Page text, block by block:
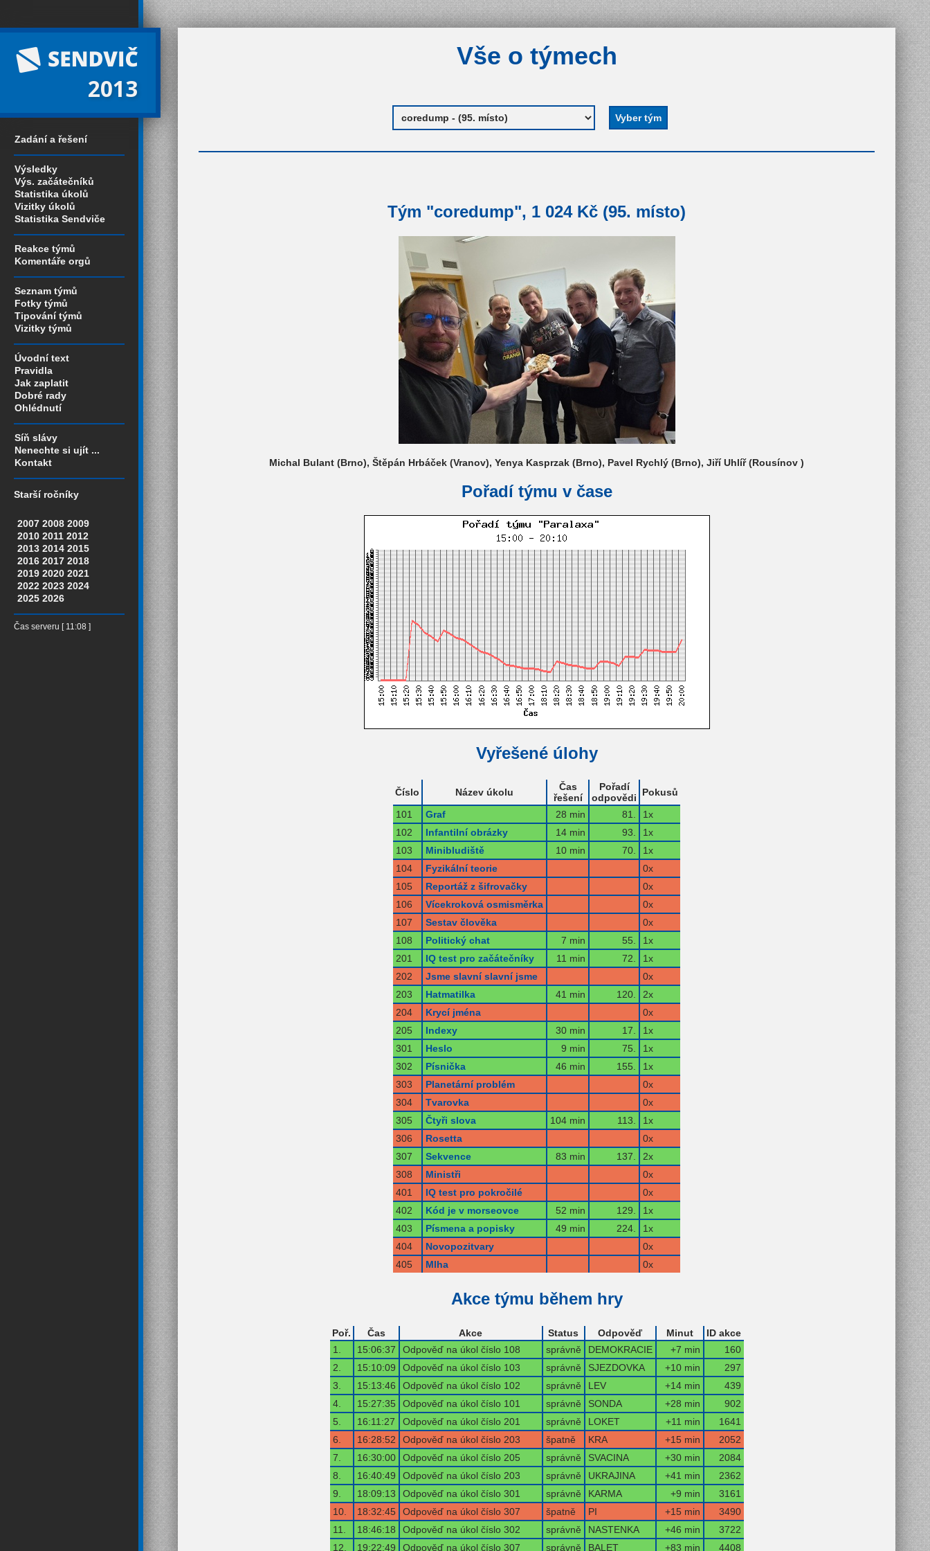
2013
Zadání a řešení
Výsledky
Výs. začátečníků
Statistika úkolů
Vizitky úkolů
Statistika Sendviče
Reakce týmů
Komentáře orgů
Seznam týmů
Fotky týmů
Tipování týmů
Vizitky týmů
Úvodní text
Pravidla
Jak zaplatit
Dobré rady
Ohlédnutí
Síň slávy
Nenechte si ujít ...
Kontakt
Starší ročníky
2007 2008 2009
2010 2011 2012
2013 2014 2015
2016 2017 2018
2019 2020 2021
2022 2023 2024
2025 2026
Čas serveru [ 11:08 ]
Vše o týmech
Tým "coredump", 1 024 Kč (95. místo)
Michal Bulant (Brno), Štěpán Hrbáček (Vranov), Yenya Kasprzak (Brno), Pavel Rychlý (Brno), Jiří Uhlíř (Rousínov )
Pořadí týmu v čase
Vyřešené úlohy
Číslo Název úkolu
Čas
řešení
Pořadí
odpovědi
Pokusů
101
Graf 28 min 81.
1x
102
Infantilní obrázky 14 min 93.
1x
103
Minibludiště 10 min 70.
1x
104
Fyzikální teorie
0x
105
Reportáž z šifrovačky
0x
106
Vícekroková osmisměrka
0x
107
Sestav člověka
0x
108
Politický chat 7 min 55.
1x
201
IQ test pro začátečníky 11 min 72.
1x
202
Jsme slavní slavní jsme
0x
203
Hatmatilka 41 min 120.
2x
204
Krycí jména
0x
205
Indexy 30 min 17.
1x
301
Heslo 9 min 75.
1x
302
Písnička 46 min 155.
1x
303
Planetární problém
0x
304
Tvarovka
0x
305
Čtyři slova 104 min 113.
1x
306
Rosetta
0x
307
Sekvence 83 min 137.
2x
308
Ministři
0x
401
IQ test pro pokročilé
0x
402
Kód je v morseovce 52 min 129.
1x
403
Písmena a popisky 49 min 224.
1x
404
Novopozitvary
0x
405
Mlha 0x
Akce týmu během hry
Poř. Čas Akce Status Odpověď Minut
ID akce
1.
15:06:37 Odpověď na úkol číslo 108 správně DEMOKRACIE +7 min
160
2.
15:10:09 Odpověď na úkol číslo 103 správně SJEZDOVKA +10 min
297
3.
15:13:46 Odpověď na úkol číslo 102 správně LEV +14 min
439
4.
15:27:35 Odpověď na úkol číslo 101 správně SONDA +28 min
902
5.
16:11:27 Odpověď na úkol číslo 201 správně LOKET +11 min
1641
6.
16:28:52 Odpověď na úkol číslo 203 špatně KRA +15 min
2052
7.
16:30:00 Odpověď na úkol číslo 205 správně SVACINA +30 min
2084
8.
16:40:49 Odpověď na úkol číslo 203 správně UKRAJINA +41 min
2362
9.
18:09:13 Odpověď na úkol číslo 301 správně KARMA +9 min
3161
10.
18:32:45 Odpověď na úkol číslo 307 špatně PI +15 min
3490
11.
18:46:18 Odpověď na úkol číslo 302 správně NASTENKA +46 min
3722
12.
19:22:49 Odpověď na úkol číslo 307 správně BALET +83 min 4408